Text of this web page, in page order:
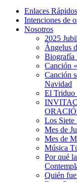
Enlaces Rápidos
Intenciones de
Nosotros
2025
Ángelus
Biografía
Canción
Canción
Navidad
El Triduo
Los Siete
Mes de
Mes de
Música
Por qué
Quién